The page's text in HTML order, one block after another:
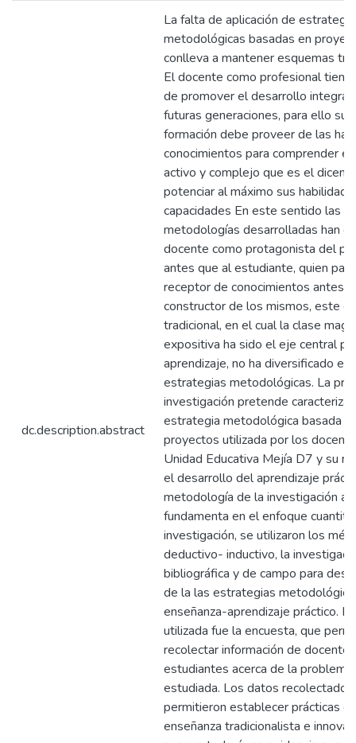
dc.description.abstract
La falta de aplicación de
metodológicas basadas en
conlleva a mantener esquemas
El docente como profesional tiene
de promover el desarrollo integral
futuras generaciones, para ello su
formación debe proveer de las
conocimientos para comprender
activo y complejo que es el
potenciar al máximo sus
capacidades En este sentido las
metodologías desarrolladas han
docente como protagonista del
antes que al estudiante, quien
receptor de conocimientos antes
constructor de los mismos, este
tradicional, en el cual la clase
expositiva ha sido el eje central
aprendizaje, no ha diversificado el
estrategias metodológicas. La
investigación pretende
estrategia metodológica basada
proyectos utilizada por los
Unidad Educativa Mejía D7 y su
el desarrollo del aprendizaje
metodología de la investigación
fundamenta en el enfoque
investigación, se utilizaron los
deductivo- inductivo, la
bibliográfica y de campo para
de la las estrategias
enseñanza-aprendizaje práctico.
utilizada fue la encuesta, que
recolectar información de
estudiantes acerca de la
estudiada. Los datos recolectados
permitieron establecer prácticas
enseñanza tradicionalista e